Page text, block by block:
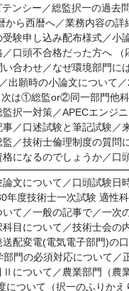
ンシー／総監択一の過去
ら西暦へ／業務内容の
験申し込み配布様式／小
口頭不合格だった方へ
合わせ／なぜ環境部門に
出願時の小論文について
は①総監or②同一部門他
択一対策／APECエンジ
／口述試験と筆記試験
／技術士倫理制度の質問
になるのでしょうか／口
文について／口頭試験日
度技術士一次試験 適性
て／一般の記事で／一次
目について／技術士会の
配変電(電気電子部門)の
門の必須対応について
について／農業部門（農
ついて（択一のふりか